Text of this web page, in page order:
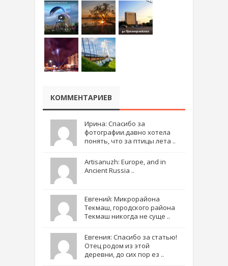
КОММЕНТАРИЕВ
Ирина: Спасибо за
фотографии.давно хотела
понять, что за птицы лета ..
Artisanuzh: Europe, and in
Ancient Russia ..
Евгений: Микрорайона
Текмаш, городского района
Текмаш никогда не суще ..
Евгения: Спасибо за статью!
Отец родом из этой
деревни, до сих пор ез ..